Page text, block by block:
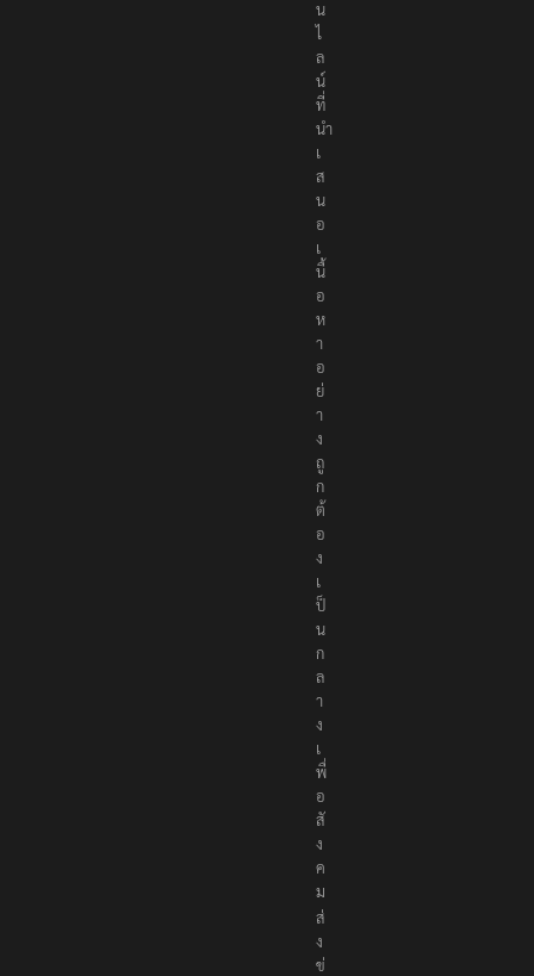
น
ไ
ล
น์
ที่
นำ
เ
ส
น
อ
เ
นื้
อ
ห
า
อ
ย่
า
ง
ถู
ก
ต้
อ
ง
เ
ป็
น
ก
ล
า
ง
เ
พื่
อ
สั
ง
ค
ม
ส่
ง
ข่